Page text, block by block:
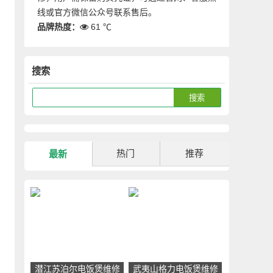
线或官方微信公众号联系售后。
品牌热度：
61 ℃
搜索
最新 热门 推荐
潜江苏泊尔电饭煲维修
武夷山格力电饭煲维修